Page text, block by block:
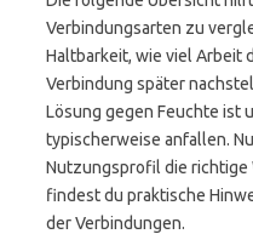
Verbindungsarten zu
Haltbarkeit, wie viel Arbeit
Verbindung später
Lösung gegen Feuchte ist
typischerweise anfallen.
Nutzungsprofil die richtige
findest du praktische
der Verbindungen.